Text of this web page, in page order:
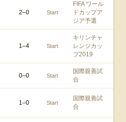
2–0 Start
FIFA ワール
ドカップア
ジア予選
1–4 Start
キリンチャ
レンジカッ
プ2019
0–0 Start
国際親善試
合
1–0 Start
国際親善試
合